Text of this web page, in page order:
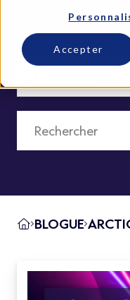
Accepter
Bienvenue sur la
NOVIPRO
BLOGUE